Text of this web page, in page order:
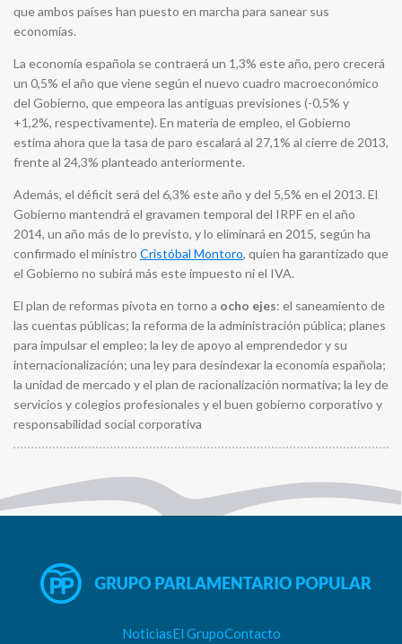
que ambos países han puesto en marcha para sanear sus
economías.
La economía española se contraerá un 1,3% este año, pero crecerá
un 0,5% el año que viene según el nuevo cuadro macroeconómico
del Gobierno, que empeora las antiguas previsiones (-0,5% y
+1,2%, respectivamente). En materia de empleo, el Gobierno
estima ahora que la tasa de paro escalará al 27,1% al cierre de 2013,
frente al 24,3% planteado anteriormente.
Además, el déficit será del 6,3% este año y del 5,5% en el 2013. El
Gobierno mantendrá el gravamen temporal del IRPF en el año
2014, un año más de lo previsto, y lo eliminará en 2015, según ha
confirmado el ministro Cristóbal Montoro, quien ha garantizado que
el Gobierno no subirá más este impuesto ni el IVA.
El plan de reformas pivota en torno a ocho ejes: el saneamiento de
las cuentas públicas; la reforma de la administración pública; planes
para impulsar el empleo; la ley de apoyo al emprendedor y su
internacionalización; una ley para desindexar la economía española;
la unidad de mercado y el plan de racionalización normativa; la ley de
servicios y colegios profesionales y el buen gobierno corporativo y
responsabilidad social corporativa
NoticiasEl GrupoContacto